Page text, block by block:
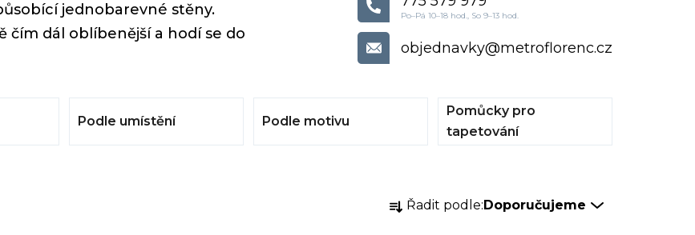
jednobarevné stěny.
čím dál oblíbenější a hodí se do
Podle umístění Podle motivu
Pomůcky pro
tapetování
objednavky@metroflorenc.cz
a Řadit podle: Doporučujeme